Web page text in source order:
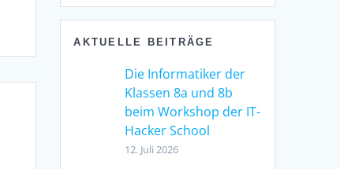
AKTUELLE BEITRÄGE
Die Informatiker der
Klassen 8a und 8b
beim Workshop der IT-
Hacker School
12. Juli 2026